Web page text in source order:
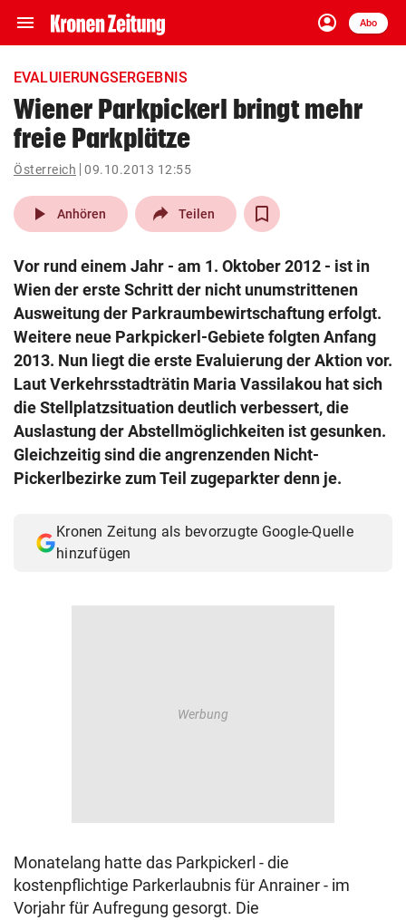
menu Navigation
ein-/ausklappen
account_circle
Anmelden
Abo
close Schließen
account_circle Anmelden
pin_drop
Wien arrow_right
search
Suchbegriff
eingeben
© Krone Multimedia GmbH & Co KG 2026
Muthgasse 2, 1190 Wien
EVALUIERUNGSERGEBNIS
Wiener Parkpickerl bringt mehr
freie Parkplätze
Österreich 09.10.2013 12:55
play_arrow Anhören Teilen
Vor rund einem Jahr - am 1. Oktober 2012 - ist in
Wien der erste Schritt der nicht unumstrittenen
Ausweitung der Parkraumbewirtschaftung erfolgt.
Weitere neue Parkpickerl-Gebiete folgten Anfang
2013. Nun liegt die erste Evaluierung der Aktion vor.
Laut Verkehrsstadträtin Maria Vassilakou hat sich
die Stellplatzsituation deutlich verbessert, die
Auslastung der Abstellmöglichkeiten ist gesunken.
Gleichzeitig sind die angrenzenden Nicht-
Pickerlbezirke zum Teil zugeparkter denn je.
Kronen Zeitung als bevorzugte Google-Quelle
hinzufügen
Monatelang hatte das Parkpickerl - die
kostenpflichtige Parkerlaubnis für Anrainer - im
Vorjahr für Aufregung gesorgt. Die